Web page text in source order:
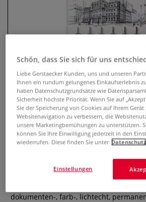
SAKURA® PIGMA
Fineliner + Brush pen
2 Bewertungen
Strichbreiten mit einem PIGMA
dokumenten-, farb-, lichtecht,
Schön, dass Sie sich für uns
Liebe Gerstaecker Kunden, uns und unseren
Ihnen ein rundum gelungenes Einkaufserlebnis
haben Datenschutzgrundsätze wie
Sicherheit höchste Priorität. Wenn Sie auf
Sie der Speicherung von Cookies auf Ihrem
Websitenavigation zu verbessern, die
unsere Marketingbemühungen zu unterstützen.
können Sie Ihre Einwilligung jederzeit in den
wiederrufen. Diese finden Sie unter Datenschutz
Einstellungen